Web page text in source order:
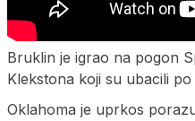
Bruklin je igrao na pogon
Klekstona koji su ubacili po
Oklahoma je uprkos